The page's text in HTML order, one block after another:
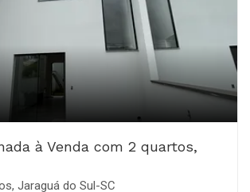
à Venda com 2 quartos,
Jaraguá do Sul-SC